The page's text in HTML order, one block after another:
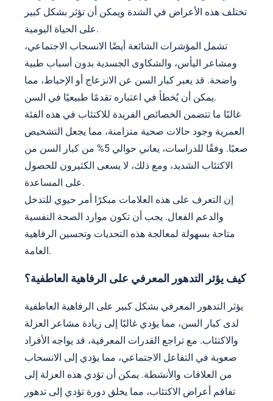
تختلف هذه الأعراض في الشدة ويمكن أن تؤثر بشكل كبير
على الحياة اليومية.
تشمل المؤشرات الشائعة أيضًا الانسحاب الاجتماعي،
ومشاعر اليأس، والشكاوى الجسدية بدون أسباب طبية
واضحة. قد يعبر كبار السن عن الانزعاج أو الإحباط، مما
يمكن أن يُخطأ في اعتباره تقدمًا طبيعيًا في السن.
غالبًا ما تتضمن الخصائص الفريدة للاكتئاب في هذه الفئة
العمرية وجود حالات صحية متزامنة، مما يجعل التشخيص
صعبًا. وفقًا للدراسات، يعاني حوالي 5% من كبار السن من
الاكتئاب الشديد، ومع ذلك، لا يسعى الكثيرون للحصول
على المساعدة.
إن التعرف على هذه العلامات مبكرًا أمر حيوي للتدخل
والدعم الفعال. يجب أن تكون موارد الصحة النفسية
متاحة بسهولة لمعالجة هذه التحديات وتحسين الرفاهية
العامة.
كيف يؤثر التدهور المعرفي على الرفاهية العاطفية؟
يؤثر التدهور المعرفي بشكل كبير على الرفاهية العاطفية
لدى كبار السن، مما يؤدي غالبًا إلى زيادة مشاعر العزلة
والاكتئاب. مع تراجع القدرات المعرفية، قد يواجه الأفراد
صعوبة في التفاعل الاجتماعي، مما يؤدي إلى الانسحاب
من العلاقات والأنشطة. يمكن أن تؤدي هذه العزلة إلى
تفاقم أعراض الاكتئاب، مما يخلق دورة تؤدي إلى تدهور